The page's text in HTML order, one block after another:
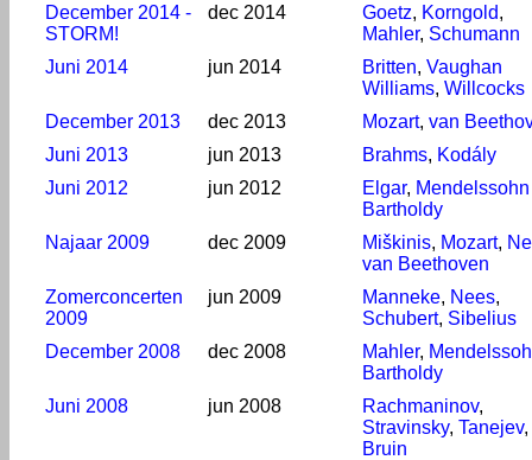
December 2014 -
STORM!
dec 2014 Goetz, Korngold,
Mahler, Schumann
Juni 2014
jun 2014 Britten, Vaughan
Williams, Willcocks
December 2013
dec 2013 Mozart, van
Juni 2013
jun 2013 Brahms, Kodály
Juni 2012
jun 2012 Elgar, Mendelssohn
Bartholdy
Najaar 2009
dec 2009 Miškinis, Mozart,
van Beethoven
Zomerconcerten
2009
jun 2009 Manneke, Nees,
Schubert, Sibelius
December 2008
dec 2008 Mahler,
Bartholdy
Juni 2008
jun 2008 Rachmaninov,
Stravinsky, Tanejev,
Bruin